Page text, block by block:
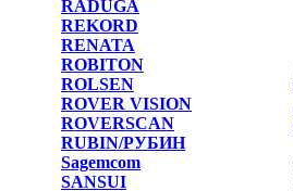
RADUGA
REKORD
RENATA
ROBITON
ROLSEN
ROVER VISION
ROVERSCAN
RUBIN/РУБИН
Sagemcom
SANSUI